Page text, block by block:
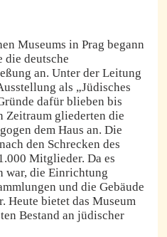
Museums in Prag begann
die deutsche
an. Unter der Leitung
als „Jüdisches
dafür blieben bis
Zeitraum gliederten die
dem Haus an. Die
den Schrecken des
Mitglieder. Da es
war, die Einrichtung
und die Gebäude
Heute bietet das Museum
Bestand an jüdischer